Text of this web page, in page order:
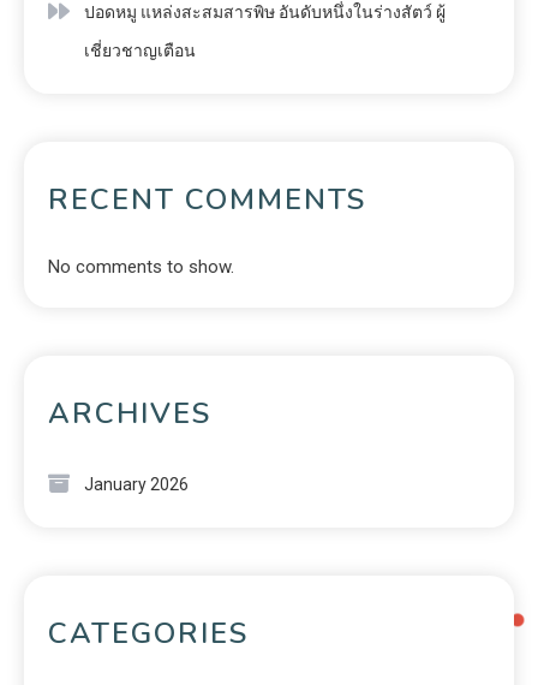
ปอดหมู แหล่งสะสมสารพิษ อันดับหนึ่งในร่างสัตว์ ผู้
เชี่ยวชาญเตือน
RECENT COMMENTS
No comments to show.
ARCHIVES
January 2026
CATEGORIES